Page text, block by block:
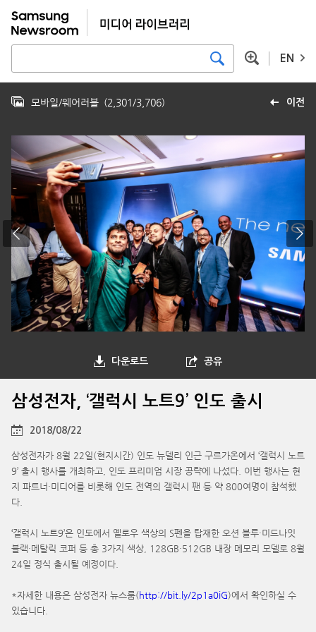
EN
이전
모바일/웨어러블 (2,301/3,706)
다운로드 공유
삼성전자, ‘갤럭시 노트9’ 인도 출시
2018/08/22
삼성전자가 8월 22일(현지시간) 인도 뉴델리 인근 구르가온에서 ‘갤럭시 노트
9’ 출시 행사를 개최하고, 인도 프리미엄 시장 공략에 나섰다. 이번 행사는 현
지 파트너·미디어를 비롯해 인도 전역의 갤럭시 팬 등 약 800여명이 참석했
다.
‘갤럭시 노트9’은 인도에서 옐로우 색상의 S펜을 탑재한 오션 블루·미드나잇
블랙·메탈릭 코퍼 등 총 3가지 색상, 128GB·512GB 내장 메모리 모델로 8월
24일 정식 출시될 예정이다.
*자세한 내용은 삼성전자 뉴스룸(http://bit.ly/2p1a0iG)에서 확인하실 수
있습니다.